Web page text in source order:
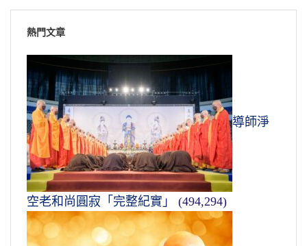
熱門文章
導師淨
空老和尚圓寂「完整紀實」 (494,294)